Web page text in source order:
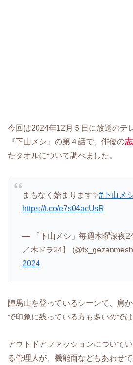
今回は2024年12月５日に放送のテ
『下山メシ』の第４話で、俳優の
たタオルについて調べました。
まもなく始まります✨#下山メ
https://t.co/e7s04acUsR
— 「下山メシ」毎週木曜深夜
／木ドラ24】
2024
陣馬山を登っているシーンで、肩
で印象に残っている方も多いので
アウトドアファッションについて
る管理人が、機能面などもあわせ